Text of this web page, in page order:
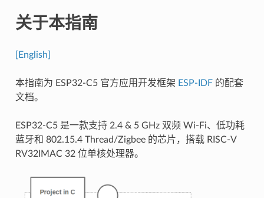
关于本指南
[English]
本指南为 ESP32-C5 官方应用开发框架 ESP-IDF的配套
文档。
ESP32-C5 是一款支持 2.4 & 5 GHz 双频 Wi-Fi、低功耗
蓝牙和 802.15.4 Thread/Zigbee 的芯片，搭载 RISC-V
RV32IMAC 32 位单核处理器。